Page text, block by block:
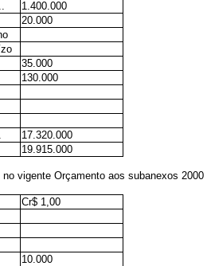
1.400.000
20.000
35.000
130.000
17.320.000
19.915.000
vigente Orçamento aos subanexos 2000
Cr$ 1,00
10.000